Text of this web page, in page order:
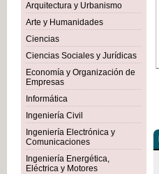
Arquitectura y Urbanismo
Arte y Humanidades
Ciencias
Ciencias Sociales y Jurídicas
Economía y Organización de
Empresas
Informática
Ingeniería Civil
Ingeniería Electrónica y
Comunicaciones
Ingeniería Energética,
Eléctrica y Motores